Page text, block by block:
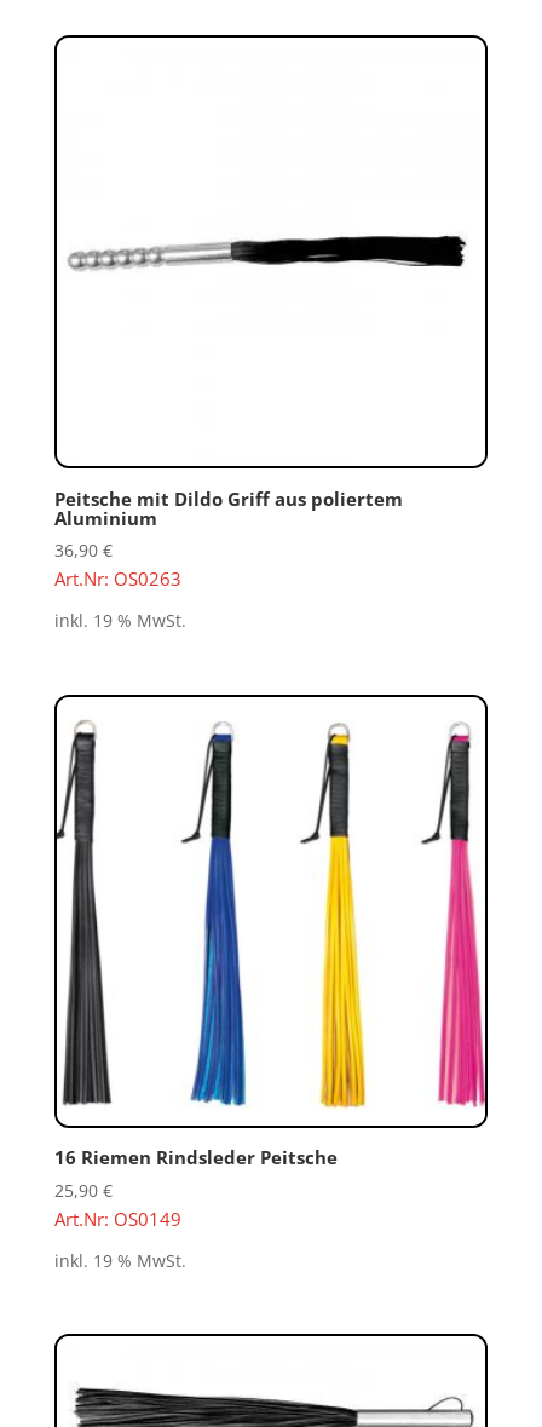
Peitsche mit Dildo Griff aus poliertem
Aluminium
36,90 €
Art.Nr: OS0263
inkl. 19 % MwSt.
16 Riemen Rindsleder Peitsche
25,90 €
Art.Nr: OS0149
inkl. 19 % MwSt.